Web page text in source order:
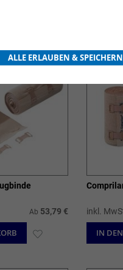
HINZUFÜGEN
IN
Ab 53,79 €
ZUR
inkl.
IN
ALLE ERLAUBEN & SPEICHERN